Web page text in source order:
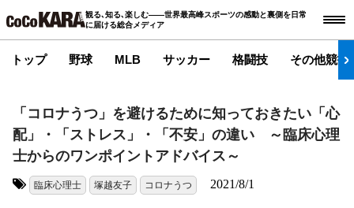
観る､知る､楽しむ――世界最高峰スポーツの感動と裏側を日常
に届ける総合メディア
トップ 野球 MLB サッカー 格闘技 その他競技
「コロナうつ」を避けるために知っておきたい「心
配」・「ストレス」・「不安」の違い ～臨床心理
士からのワンポイントアドバイス～
臨床心理士 塚越友子 コロナうつ 2021/8/1